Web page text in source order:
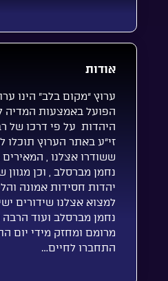
אודות
ערוץ “מקום בלב” הינו
הפועל באמצעות המדיה
היהדות על פי דרכו של
זי”ע באתר הערוץ תוכלו
ששודרו אצלנו ,
נחמן מברסלב , וכן מגוון
יהדות חסידות אמונה
למצוא אצלנו שידורים
נחמן מברסלב ועוד הרבה
מרומם ומחזק מידי יום
התחברו לחיים…